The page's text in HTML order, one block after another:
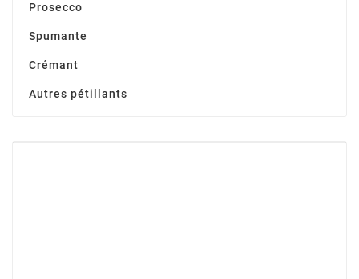
Prosecco
Spumante
Crémant
Autres pétillants